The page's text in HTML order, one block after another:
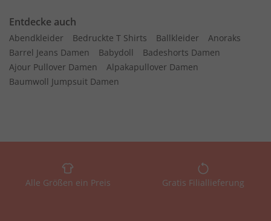
Entdecke auch
Abendkleider Bedruckte T Shirts Ballkleider
Anoraks
Barrel Jeans Damen
Babydoll
Badeshorts Damen
Ajour Pullover Damen
Alpakapullover Damen
Baumwoll Jumpsuit Damen
Alle Größen ein Preis Gratis Filiallieferung